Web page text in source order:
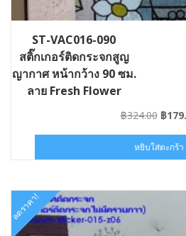
ST-VAC016-090
สติ๊กเกอร์ติดกระจกสูญ
ญากาศ หน้ากว้าง 90 ซม.
ลาย Fresh Flower
฿324.00
was:
฿
฿
หยิบใส่ตะกร้า
ลดราคา!